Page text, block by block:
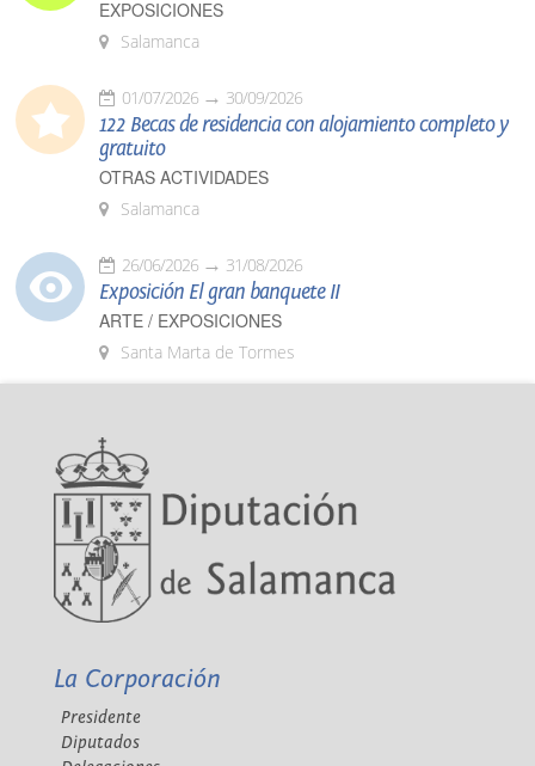
EXPOSICIONES
Salamanca
01/07/2026 30/09/2026
122 Becas de residencia con alojamiento completo y
gratuito
OTRAS ACTIVIDADES
Salamanca
26/06/2026 31/08/2026
Exposición El gran banquete II
ARTE / EXPOSICIONES
Santa Marta de Tormes
La Corporación
Presidente
Diputados